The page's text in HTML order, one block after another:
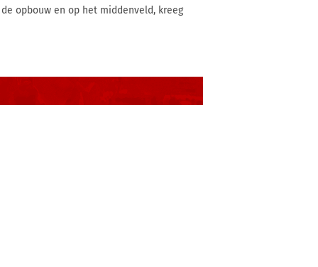
opbouw en op het middenveld, kreeg